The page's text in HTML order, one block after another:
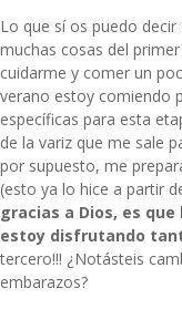
Lo que sí os puedo
muchas cosas del
cuidarme y comer un
verano estoy comiendo
específicas para esta
de la variz que me sale
por supuesto, me
(esto ya lo hice a partir
gracias a Dios, es
estoy disfrutando
tercero!!! ¿Notásteis
embarazos?